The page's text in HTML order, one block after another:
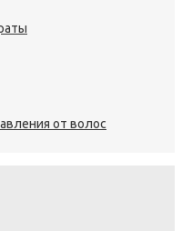
от волос